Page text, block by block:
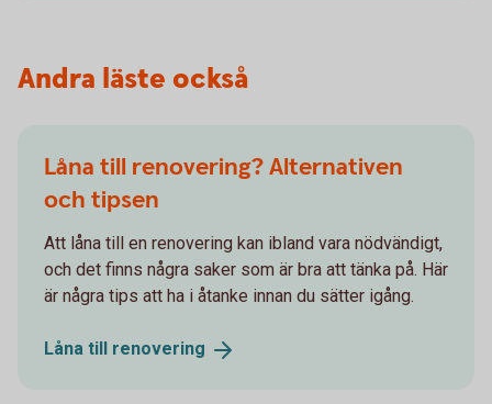
Andra läste också
Låna till renovering? Alternativen
och tipsen
Att låna till en renovering kan ibland vara nödvändigt,
och det finns några saker som är bra att tänka på. Här
är några tips att ha i åtanke innan du sätter igång.
Låna till renovering